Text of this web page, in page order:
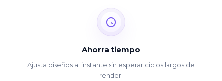
Ahorra tiempo
Ajusta diseños al instante sin esperar ciclos largos de
render.